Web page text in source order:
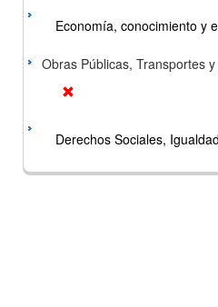
Economía, conocimiento y
Obras Públicas, Transportes
Derechos Sociales,